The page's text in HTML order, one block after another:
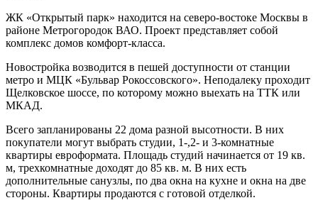
ЖК «Открытый парк» находится на северо-востоке Москвы в
районе Метрогородок ВАО. Проект представляет собой
комплекс домов комфорт-класса.
Новостройка возводится в пешей доступности от станции
метро и МЦК «Бульвар Рокоссовского». Неподалеку проходит
Щелковское шоссе, по которому можно выехать на ТТК или
МКАД.
Всего запланированы 22 дома разной высотности. В них
покупатели могут выбрать студии, 1-,2- и 3-комнатные
квартиры евроформата. Площадь студий начинается от 19 кв.
м, трехкомнатные доходят до 85 кв. м. В них есть
дополнительные санузлы, по два окна на кухне и окна на две
стороны. Квартиры продаются с готовой отделкой.